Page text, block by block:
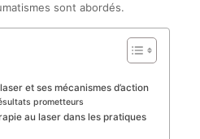
sont abordés.
et ses mécanismes d’action
prometteurs
au laser dans les pratiques